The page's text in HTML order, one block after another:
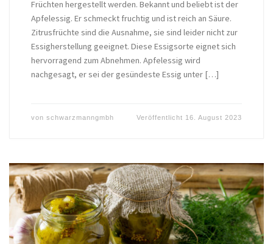
Früchten hergestellt werden. Bekannt und beliebt ist der
Apfelessig. Er schmeckt fruchtig und ist reich an Säure.
Zitrusfrüchte sind die Ausnahme, sie sind leider nicht zur
Essigherstellung geeignet. Diese Essigsorte eignet sich
hervorragend zum Abnehmen. Apfelessig wird
nachgesagt, er sei der gesündeste Essig unter […]
von schwarzmanngmbh Veröffentlicht 16. August 2023